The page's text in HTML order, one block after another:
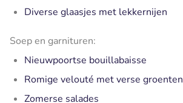
Diverse glaasjes met lekkernijen
Soep en garnituren:
Nieuwpoortse bouillabaisse
Romige velouté met verse groenten
Zomerse salades